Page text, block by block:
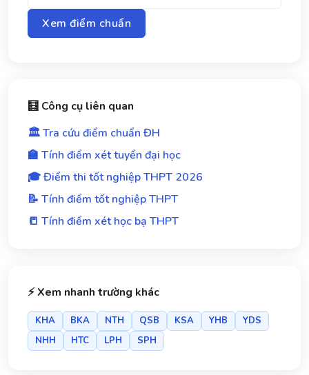
Xem điểm chuẩn
🧮 Công cụ liên quan
🏛️ Tra cứu điểm chuẩn ĐH
🏫 Tính điểm xét tuyển đại học
🎓 Điểm thi tốt nghiệp THPT 2026
📝 Tính điểm tốt nghiệp THPT
📒 Tính điểm xét học bạ THPT
⚡ Xem nhanh trường khác
KHA BKA NTH QSB KSA YHB
YDS
NHH
HTC LPH SPH